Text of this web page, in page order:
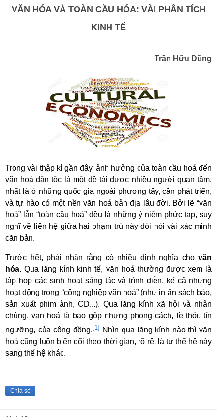
VĂN HÓA VÀ TOÀN CẦU HÓA: VÀI PHÂN TÍCH
KINH TẾ
Trần Hữu Dũng
Trong vài thập kỉ gần đây, ảnh hưởng của toàn cầu hoá đến
văn hoá dân tộc là một đề tài được nhiều người quan tâm,
nhất là ở những quốc gia ngoài phương tây, cần phát triển,
và tự hào có một nền văn hoá bản địa lâu đời. Bởi lẽ “văn
hoá” lẫn “toàn cầu hoá” đều là những ý niệm phức tạp, suy
nghĩ về liên hệ giữa hai phạm trù này đòi hỏi vài xác minh
căn bản.
Trước hết, phải nhận rằng có nhiều định nghĩa cho văn
hóa. Qua lăng kính kinh tế, văn hoá thường được xem là
tập họp các sinh hoạt sáng tác và trình diễn, kể cả những
hoạt động trong “công nghiệp văn hoá” (như in ấn sách báo,
sản xuất phim ảnh, CD...). Qua lăng kính xã hội và nhân
chủng, văn hoá là bao gộp những phong cách, lề thói, tín
ngưỡng, của cộng đồng. [1] Nhìn qua lăng kính nào thì văn
hoá cũng luôn biến đổi theo thời gian, rõ rệt là từ thế hệ này
sang thế hệ khác.
Chia sẻ